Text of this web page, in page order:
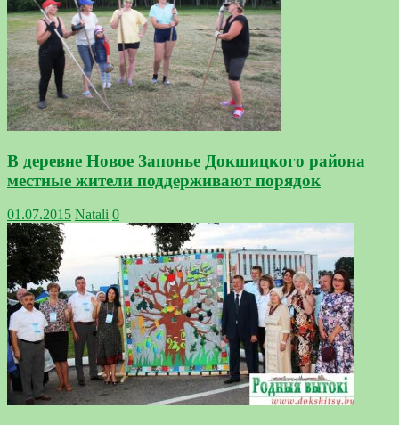
В деревне Новое Запонье Докшицкого района
местные жители поддерживают порядок
01.07.2015 Natali 0